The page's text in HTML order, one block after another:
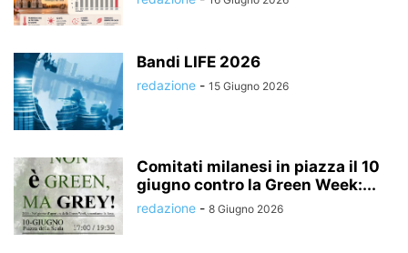
Bandi LIFE 2026
redazione - 15 Giugno 2026
Comitati milanesi in piazza il 10
giugno contro la Green Week:...
redazione - 8 Giugno 2026